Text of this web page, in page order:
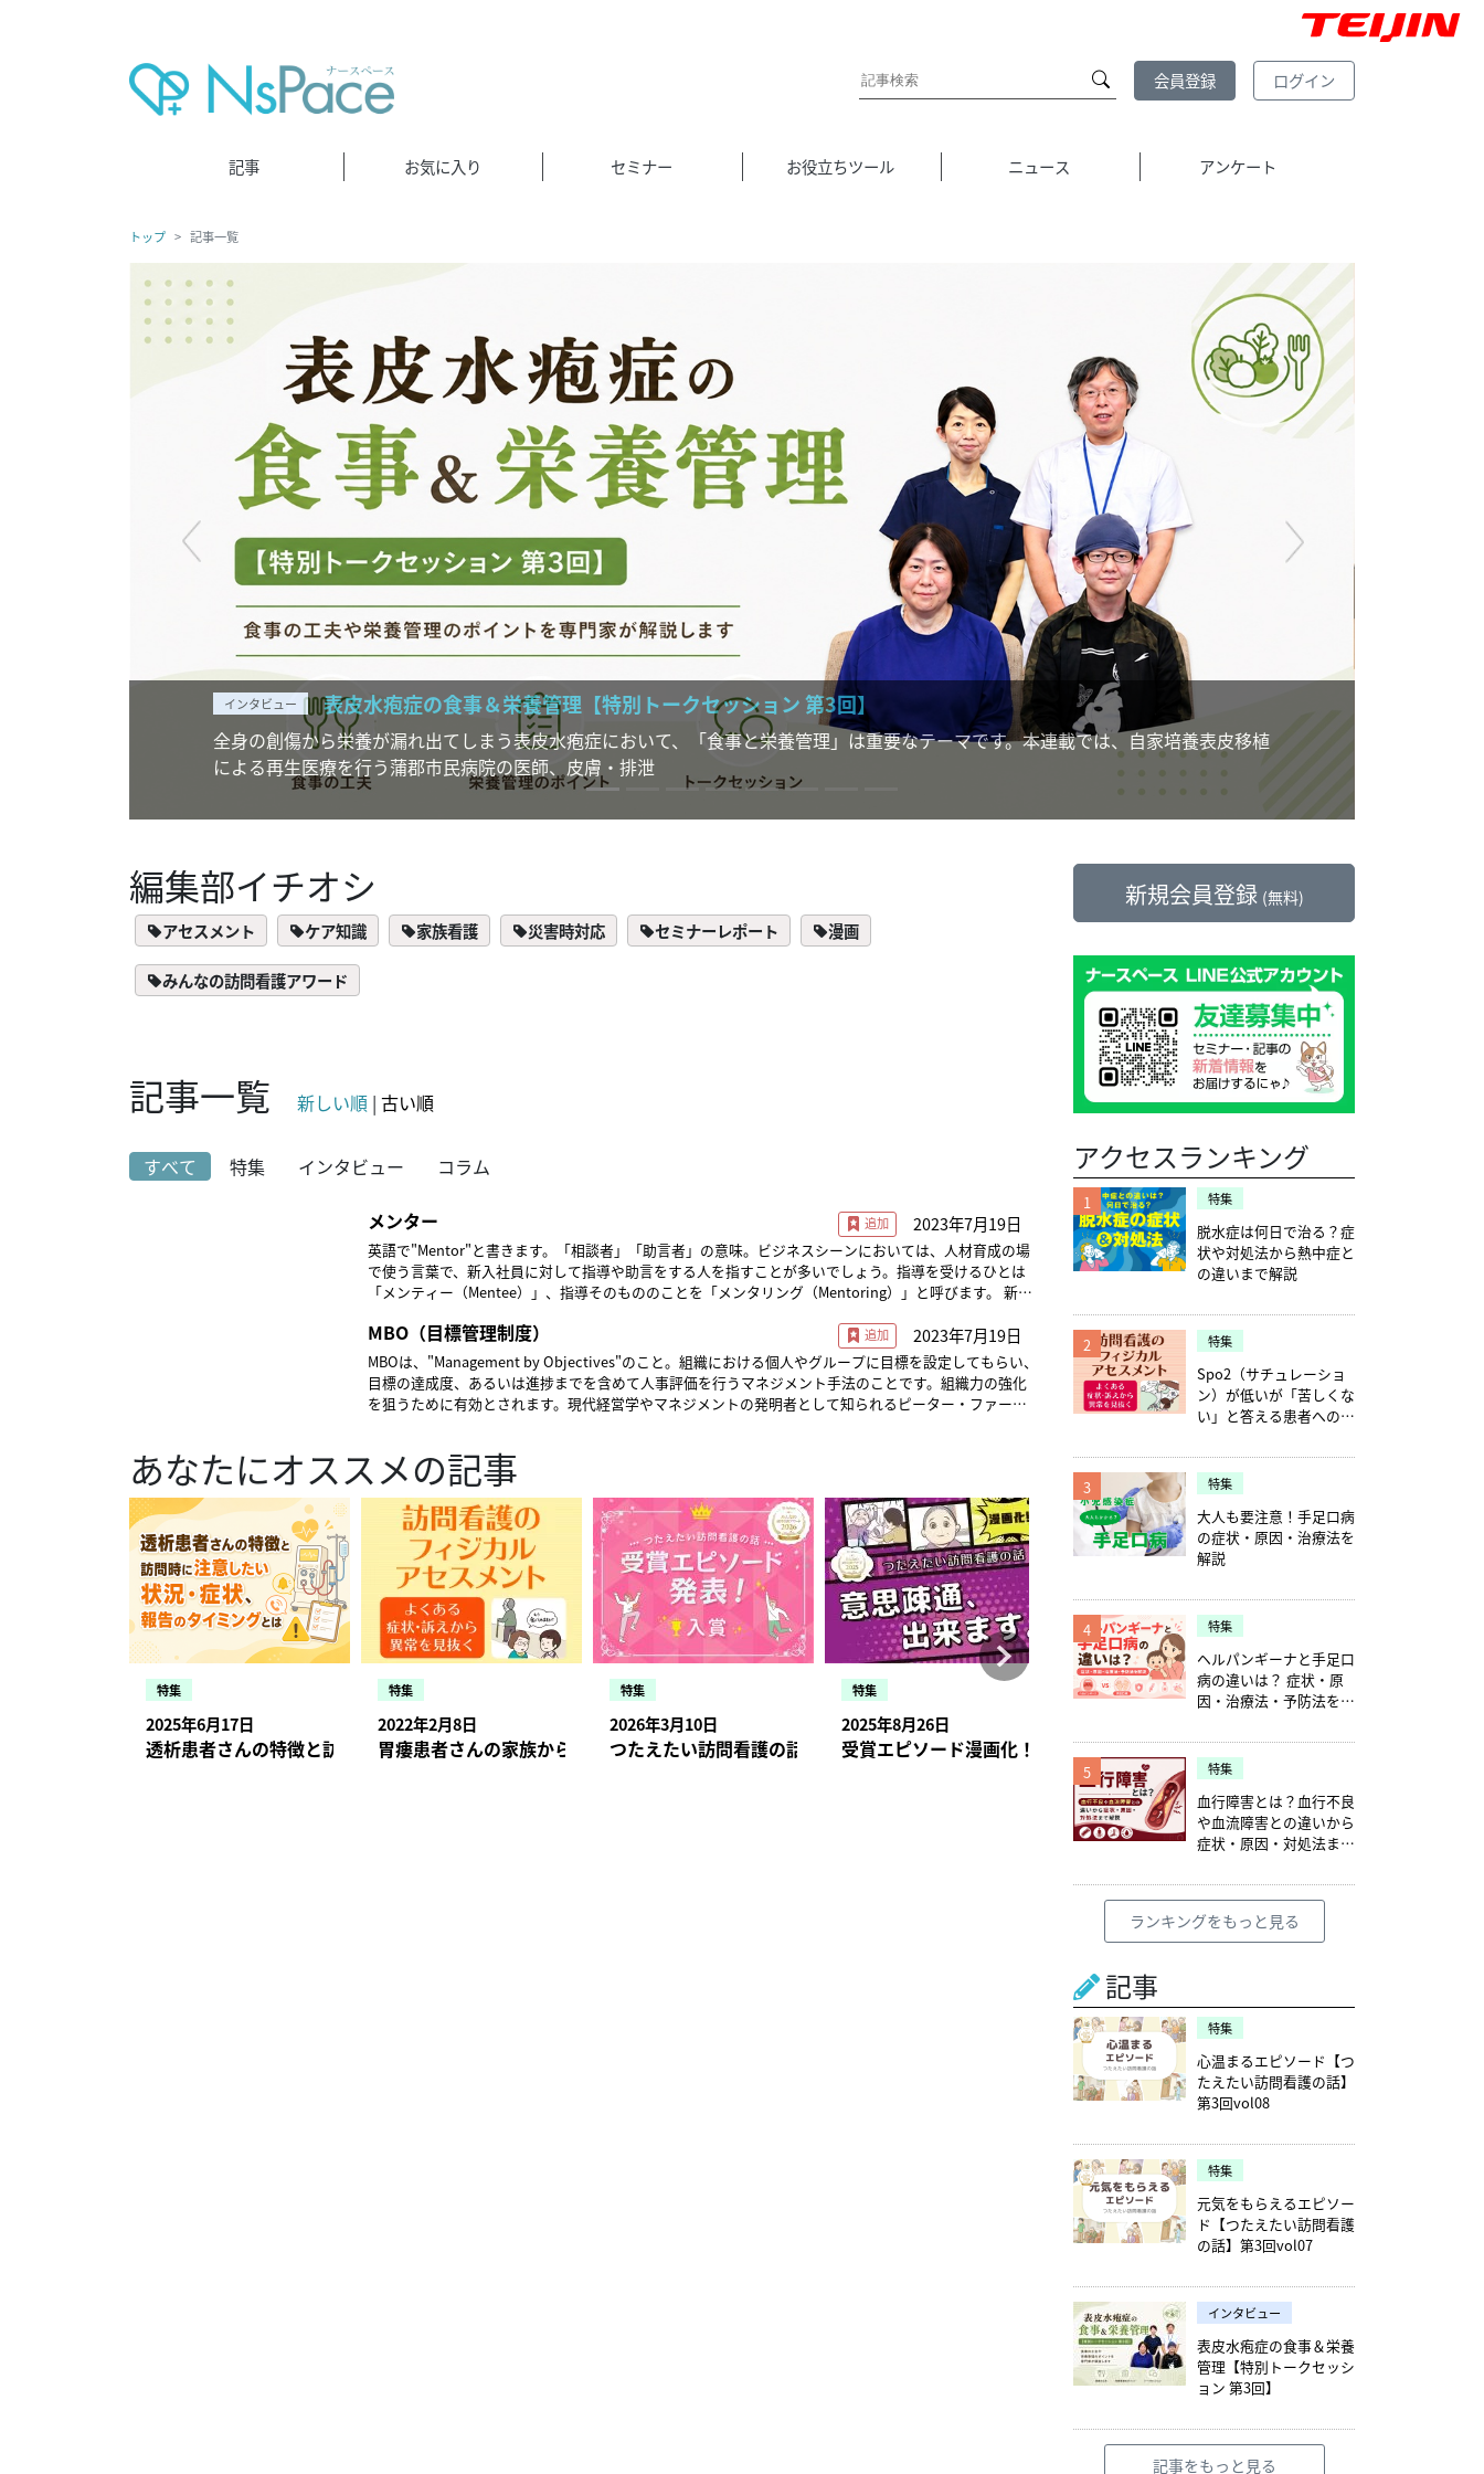
ログイン
会員登録
記事 お気に入り セミナー お役立ちツール ニュース アンケート
トップ 記事一覧
インタビュー 表皮水疱症の食事＆栄養管理【特別トークセッション 第3回】
全身の創傷から栄養が漏れ出てしまう表皮水疱症において、「食事と栄養管理」は重要なテーマです。本連載では、自家培養表皮移植
による再生医療を行う蒲郡市民病院の医師、皮膚・排泄
編集部イチオシ
アセスメント ケア知識 家族看護 災害時対応 セミナーレポート 漫画
みんなの訪問看護アワード
記事一覧 新しい順 | 古い順
すべて 特集 インタビュー コラム
2023年7月19日
メンター
英語で"Mentor"と書きます。「相談者」「助言者」の意味。ビジネスシーンにおいては、人材育成の場
で使う言葉で、新入社員に対して指導や助言をする人を指すことが多いでしょう。指導を受けるひとは
「メンティー（Mentee）」、指導そのもののことを「メンタリング（Mentoring）」と呼びます。 新入
ングに比べると実務に近い教育を基本としています。一方、メンタリングは業務から離れた精神面につ
いての対話も含まれます。メンティー個人のキャリアプラン、職場の人間関係、ワーク・ライフ・バラン
スなどにも踏み込むため、メンターは幅広い課題についてフォローしていく必要があるでしょう。メン
タリングを人材教育制度に取り入れることにより、若手社員の離職を減らすことができたり、メンター、
メンティーの双方が成長しやすい環境を得られたりするといったメリットがあります。 医療業界におい
「プリセプター制度」（新人看護師に先輩看護師がつき、マンツーマンで指導やフォローを行う）の一
部に取り入れられているケースが多いようです。
2023年7月19日
MBO（目標管理制度）
MBOは、"Management by Objectives"のこと。組織における個人やグループに目標を設定してもらい、
目標の達成度、あるいは進捗までを含めて人事評価を行うマネジメント手法のことです。組織力の強化
を狙うために有効とされます。現代経営学やマネジメントの発明者として知られるピーター・ファーデ
ことが重要とされています。個々の努力が組織目標の成功に繋がることで、社員は「やらされている感は
ないが、会社に貢献できている」とポジティブに考えることができます。
あなたにオススメの記事
特集
2025年6月17日
透析患者さんの特徴と訪問時に注意したい状況・症状、報告のタイミングとは
特集
2022年2月8日
胃瘻患者さんの家族から「口から食べられませんか？」と相談された場合【訪問看護のアセスメント】
特集
2026年3月10日
つたえたい訪問看護の話 受賞エピソード発表！入賞【2026】
特集
2025年8月26日
受賞エピソード漫画化！「意思疎通、出来ます。」前編【つたえたい訪問看護の
コラム
訪問看護師向け在宅看取り教育プログラム
コラム
適切な人材を「選考
新規会員登録 (無料)
アクセスランキング
1 特集
脱水症は何日で治る？症
状や対処法から熱中症と
の違いまで解説
2 特集
Spo2（サチュレーショ
ン）が低いが「苦しくな
い」と答える患者への確
3 特集
大人も要注意！手足口病
の症状・原因・治療法を
解説
4 特集
ヘルパンギーナと手足口
病の違いは？ 症状・原
因・治療法・予防法を解
5 特集
血行障害とは？血行不良
や血流障害との違いから
症状・原因・対処法まで
ランキングをもっと見る
記事
特集
心温まるエピソード【つ
たえたい訪問看護の話】
第3回vol08
特集
元気をもらえるエピソー
ド【つたえたい訪問看護
の話】第3回vol07
インタビュー
表皮水疱症の食事＆栄養
管理【特別トークセッシ
ョン 第3回】
記事をもっと見る